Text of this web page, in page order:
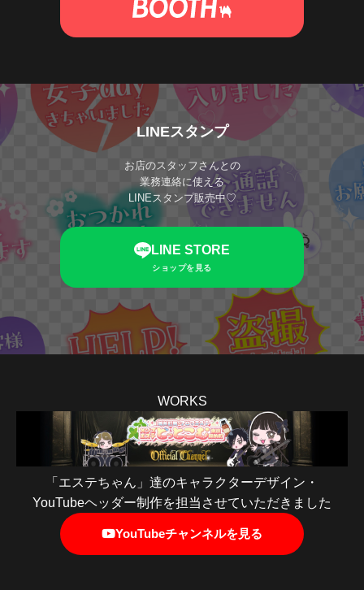
LINEスタンプ
お店のスタッフさんとの
業務連絡に使える
LINEスタンプ販売中♡
LINE STORE
ショップを見る
WORKS
「エステちゃん」達のキャラクターデザイン・
YouTubeヘッダー制作を担当させていただきました
YouTubeチャンネルを見る